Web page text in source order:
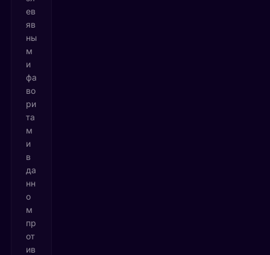
ев
яв
ны
м
и
фа
во
ри
та
м
и
в
да
нн
о
м
пр
от
ив